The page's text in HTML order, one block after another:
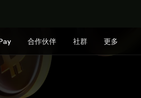
合作伙伴 社群 更多